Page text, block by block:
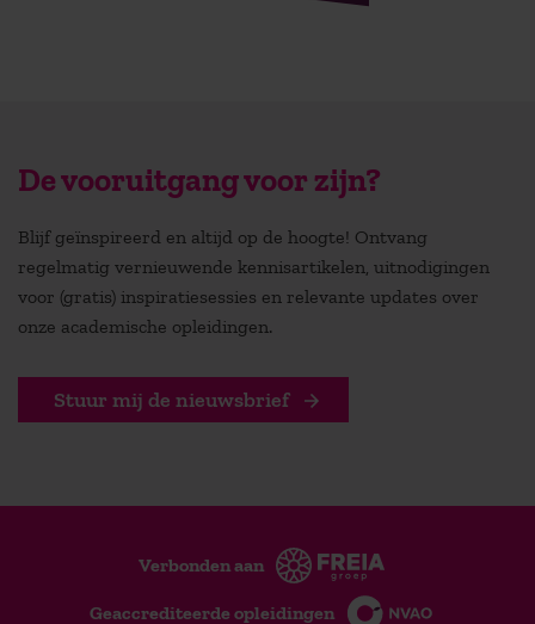
De vooruitgang voor zijn?
Blijf geïnspireerd en altijd op de hoogte! Ontvang
regelmatig vernieuwende kennisartikelen, uitnodigingen
voor (gratis) inspiratiesessies en relevante updates over
onze academische opleidingen.
Stuur mij de nieuwsbrief
Verbonden aan
Geaccrediteerde opleidingen